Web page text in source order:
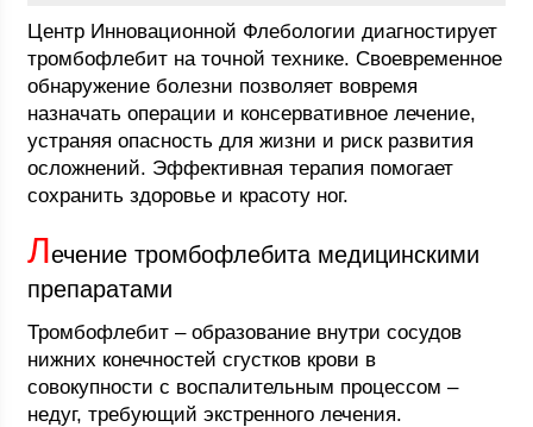
Центр Инновационной Флебологии диагностирует
тромбофлебит на точной технике. Своевременное
обнаружение болезни позволяет вовремя
назначать операции и консервативное лечение,
устраняя опасность для жизни и риск развития
осложнений. Эффективная терапия помогает
сохранить здоровье и красоту ног.
Лечение тромбофлебита медицинскими
препаратами
Тромбофлебит – образование внутри сосудов
нижних конечностей сгустков крови в
совокупности с воспалительным процессом –
недуг, требующий экстренного лечения.